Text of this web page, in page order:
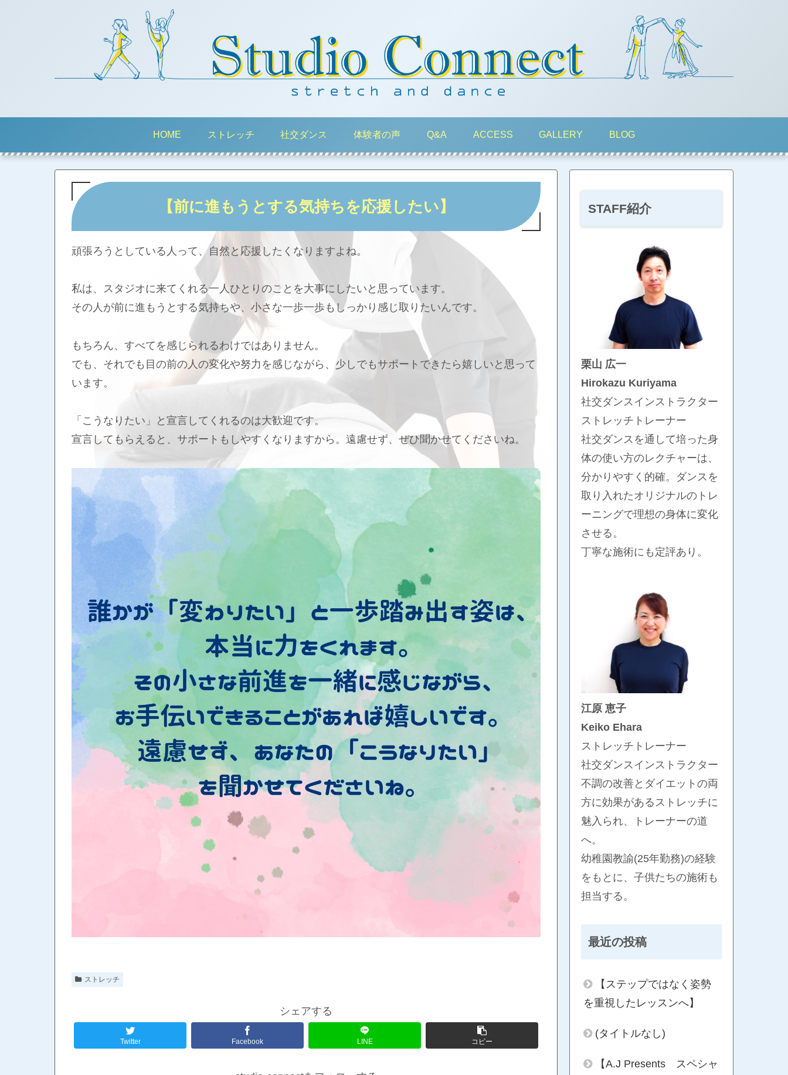
HOME ストレッチ 社交ダンス 体験者の声 Q&A ACCESS GALLERY BLOG
【前に進もうとする気持ちを応援したい】
頑張ろうとしている人って、自然と応援したくなりますよね。
私は、スタジオに来てくれる一人ひとりのことを大事にしたいと思っています。
その人が前に進もうとする気持ちや、小さな一歩一歩もしっかり感じ取りたいんです。
もちろん、すべてを感じられるわけではありません。
でも、それでも目の前の人の変化や努力を感じながら、少しでもサポートできたら嬉しいと思って
います。
「こうなりたい」と宣言してくれるのは大歓迎です。
宣言してもらえると、サポートもしやすくなりますから。遠慮せず、ぜひ聞かせてくださいね。
ストレッチ
シェアする
Twitter Facebook LINE コピー
STAFF紹介
栗山 広一
Hirokazu Kuriyama
社交ダンスインストラクター
ストレッチトレーナー
社交ダンスを通して培った身
体の使い方のレクチャーは、
分かりやすく的確。ダンスを
取り入れたオリジナルのトレ
ーニングで理想の身体に変化
させる。
丁寧な施術にも定評あり。
江原 恵子
Keiko Ehara
ストレッチトレーナー
社交ダンスインストラクター
不調の改善とダイエットの両
方に効果があるストレッチに
魅入られ、トレーナーの道
へ。
幼稚園教諭(25年勤務)の経験
をもとに、子供たちの施術も
担当する。
最近の投稿
【ステップではなく姿勢
を重視したレッスンへ】
(タイトルなし)
【A.J Presents スペシャ